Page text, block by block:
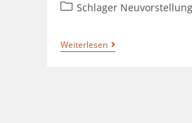
Schlager
Weiterlesen